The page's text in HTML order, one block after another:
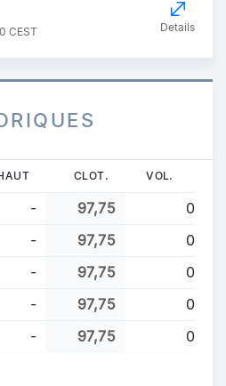
CEST Details
CLOT. VOL.
- 97,75
0
- 97,75
0
- 97,75
0
- 97,75
0
- 97,75 0